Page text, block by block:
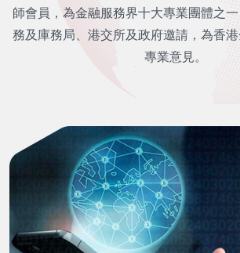
師會員，為金融服務界十大專業團體之
務及庫務局、港交所及政府邀請，為香
專業意見。